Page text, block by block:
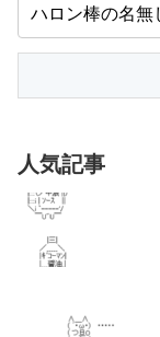
人気記事